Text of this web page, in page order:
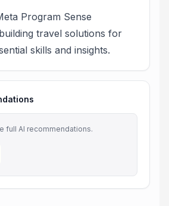
Program Sense
travel solutions for
skills and insights.
full AI recommendations.